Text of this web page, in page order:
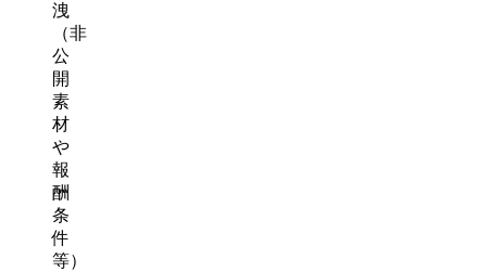
洩
（非
公
開
素
材
や
報
酬
条
件
等）